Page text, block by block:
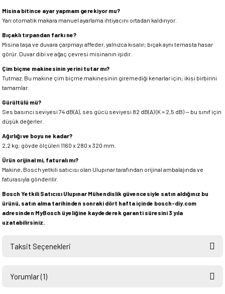
Misina bitince ayar yapmam gerekiyor mu?
Yarı otomatik makara manuel ayarlama ihtiyacını ortadan kaldırıyor.
Bıçaklı tırpandan farkı ne?
Misina taşa ve duvara çarpmayı affeder, yalnızca kısalır; bıçak aynı temasta hasar
görür. Duvar dibi ve ağaç çevresi misinanın işidir.
Çim biçme makinesinin yerini tutar mı?
Tutmaz. Bu makine çim biçme makinesinin giremediği kenarlar için; ikisi birbirini
tamamlar.
Gürültülü mü?
Ses basıncı seviyesi 74 dB(A), ses gücü seviyesi 82 dB(A) (K = 2,5 dB) — bu sınıf için
düşük değerler.
Ağırlığı ve boyu ne kadar?
2,2 kg; gövde ölçüleri 1160 x 280 x 320 mm.
Ürün orijinal mi, faturalı mı?
Makine, Bosch yetkili satıcısı olan Ulupınar tarafından orijinal ambalajında ve
faturasıyla gönderilir.
Bosch Yetkili Satıcısı Ulupınar Mühendislik güvencesiyle satın aldığınız bu
ürünü, satın alma tarihinden sonraki dört hafta içinde bosch-diy.com
adresinden MyBosch üyeliğine kaydederek garanti süresini 3 yıla
uzatabilirsiniz.
Taksit Seçenekleri
Yorumlar (1)